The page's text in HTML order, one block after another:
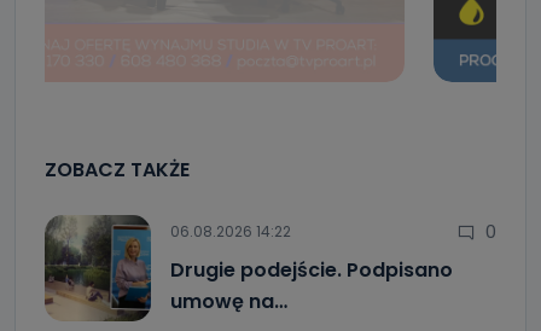
ZOBACZ TAKŻE
06.08.2026 14:22 0
Drugie podejście. Podpisano
umowę na…